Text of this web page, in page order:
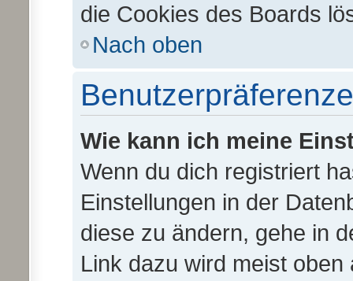
die Cookies des Boards
Nach oben
Wie kann ich meine
Wenn du dich registriert
Einstellungen in der
diese zu ändern, gehe in
Link dazu wird meist